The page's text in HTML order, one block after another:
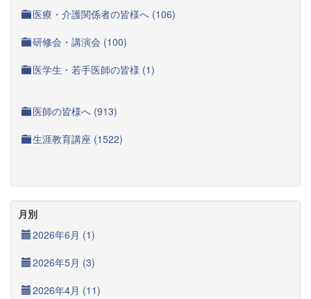
医療・介護関係者の皆様へ (106)
研修会・講演会 (100)
医学生・若手医師の皆様 (1)
医師の皆様へ (913)
生涯教育講座 (1522)
月別
2026年6月 (1)
2026年5月 (3)
2026年4月 (11)